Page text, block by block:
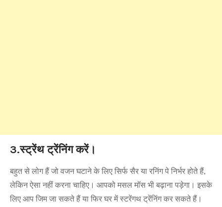
3.स्ट्रेंथ ट्रेंनिंग करें।
बहुत से लोग हैं जो वजन घटाने के लिए सिर्फ सैर या रनिंग पे निर्भर होते हैं,
लेकिन ऐसा नहीं करना चाहिए। आपको मसल मॉस भी बढ़ाना पड़ेगा। इसके
लिए आप जिम जा सकते हैं या फिर घर में स्टरेंगथ ट्रेंनिंग कर सकते हैं।